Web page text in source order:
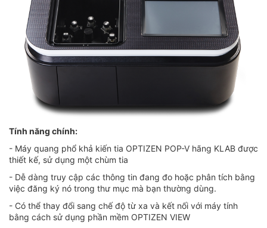
Tính năng chính:
- Máy quang phổ khả kiến tia OPTIZEN POP-V hãng KLAB được
thiết kế, sử dụng một chùm tia
- Dễ dàng truy cập các thông tin đang đo hoặc phân tích bằng
việc đăng ký nó trong thư mục mà bạn thường dùng.
- Có thể thay đổi sang chế độ từ xa và kết nối với máy tính
bằng cách sử dụng phần mềm OPTIZEN VIEW